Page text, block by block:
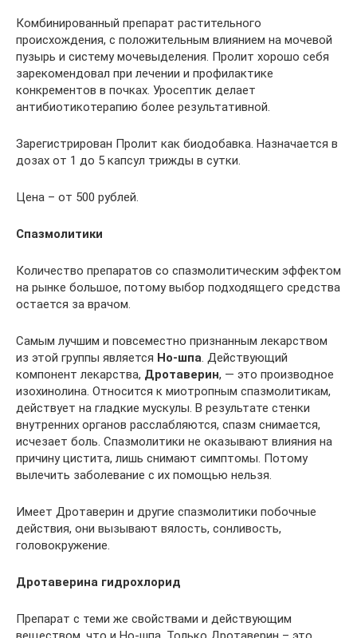
Комбинированный препарат растительного
происхождения, с положительным влиянием на мочевой
пузырь и систему мочевыделения. Пролит хорошо себя
зарекомендовал при лечении и профилактике
конкрементов в почках. Уросептик делает
антибиотикотерапию более результативной.
Зарегистрирован Пролит как биодобавка. Назначается в
дозах от 1 до 5 капсул трижды в сутки.
Цена – от 500 рублей.
Спазмолитики
Количество препаратов со спазмолитическим эффектом
на рынке большое, потому выбор подходящего средства
остается за врачом.
Самым лучшим и повсеместно признанным лекарством
из этой группы является Но-шпа. Действующий
компонент лекарства, Дротаверин, — это производное
изохинолина. Относится к миотропным спазмолитикам,
действует на гладкие мускулы. В результате стенки
внутренних органов расслабляются, спазм снимается,
исчезает боль. Спазмолитики не оказывают влияния на
причину цистита, лишь снимают симптомы. Потому
вылечить заболевание с их помощью нельзя.
Имеет Дротаверин и другие спазмолитики побочные
действия, они вызывают вялость, сонливость,
головокружение.
Дротаверина гидрохлорид
Препарат с теми же свойствами и действующим